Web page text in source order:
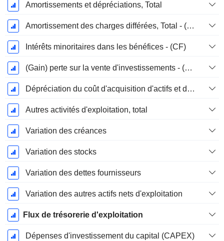
Amortissements et dépréciations, Total
Amortissement des charges différées, Total - (CF)
Intérêts minoritaires dans les bénéfices - (CF)
(Gain) perte sur la vente d'investissements - (CF)
Dépréciation du coût d'acquisition d'actifs et dépenses de restructuration
Autres activités d'exploitation, total
Variation des créances
Variation des stocks
Variation des dettes fournisseurs
Variation des autres actifs nets d'exploitation
Flux de trésorerie d'exploitation
Dépenses d'investissement du capital (CAPEX)